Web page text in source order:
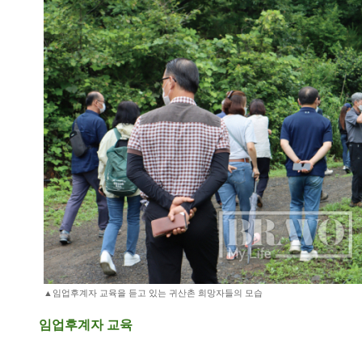
▲임업후계자 교육을 듣고 있는 귀산촌 희망자들의 모습
임업후계자 교육